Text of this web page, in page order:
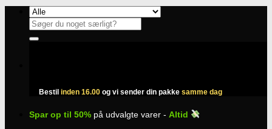
Fortsæt
indhold
Søg
efter:
Bestil inden 16.00 og vi sender din pakke samme dag
Spar op til 50% på udvalgte varer - Altid